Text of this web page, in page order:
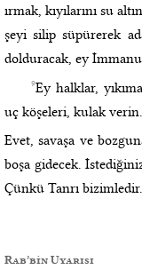
ırmak, kıyılarını su
şeyi silip süpürerek
dolduracak, ey
9Ey halklar,
uç köşeleri, kulak
Evet, savaşa ve
boşa gidecek.
Çünkü Tanrı bizimledir.
Rab’bin Uyarısı